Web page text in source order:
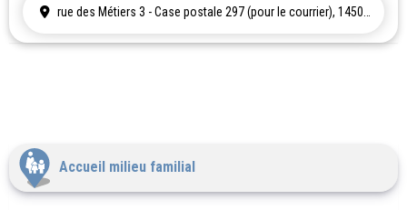
rue des Métiers 3 - Case postale 297 (pour le courrier), 1450 Ste-Croix
Accueil milieu familial